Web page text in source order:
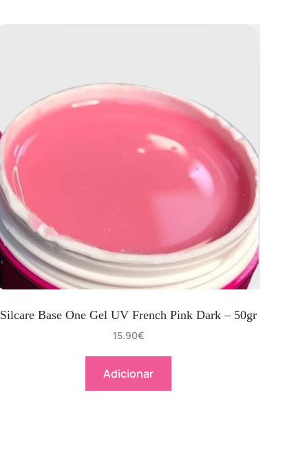
Silcare Base One Gel UV French Pink Dark – 50gr
15.90€
Adicionar